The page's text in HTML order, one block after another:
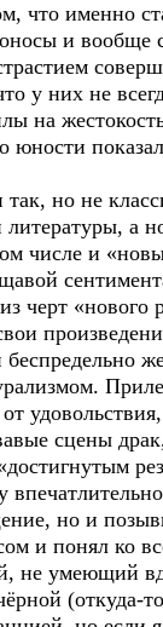
что именно
и вообще
у них не
на
юности
но не
литературы, а
числе и
черт «нового
беспредельно
сцены
но и
и понял ко
не умеющий
(откуда-